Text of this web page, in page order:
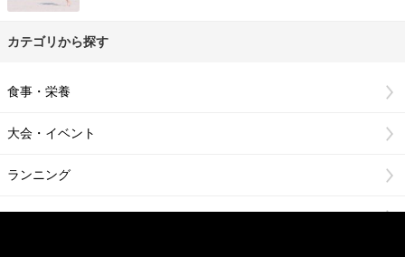
カテゴリから探す
食事・栄養
大会・イベント
ランニング